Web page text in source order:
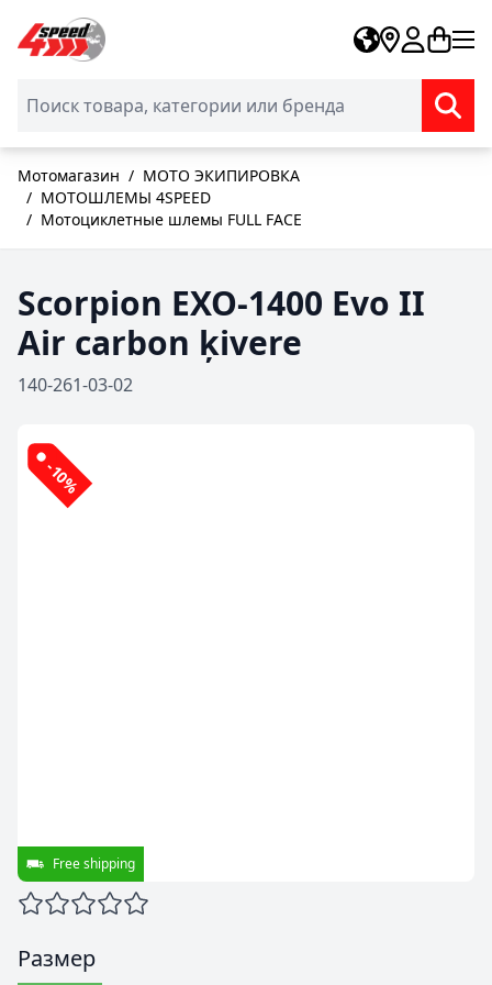
Skip to Content
Мотомагазин / МОТО ЭКИПИРОВКА
/ МОТОШЛЕМЫ 4SPEED
/ Мотоциклетные шлемы FULL FACE
Scorpion EXO-1400 Evo II
Air carbon ķivere
140-261-03-02
-10%
Free shipping
Размер